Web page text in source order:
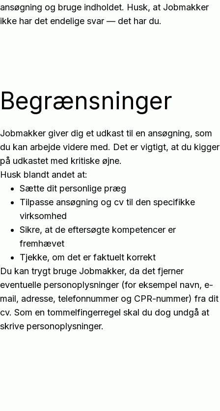
ansøgning og bruge indholdet. Husk, at Jobmakker
ikke har det endelige svar — det har du.
Begrænsninger
Jobmakker giver dig et udkast til en ansøgning, som
du kan arbejde videre med. Det er vigtigt, at du kigger
på udkastet med kritiske øjne.
Husk blandt andet at:
Sætte dit personlige præg
Tilpasse ansøgning og cv til den specifikke
virksomhed
Sikre, at de eftersøgte kompetencer er
fremhævet
Tjekke, om det er faktuelt korrekt
Du kan trygt bruge Jobmakker, da det fjerner
eventuelle personoplysninger (for eksempel navn, e-
mail, adresse, telefonnummer og CPR-nummer) fra dit
cv. Som en tommelfingerregel skal du dog undgå at
skrive personoplysninger.